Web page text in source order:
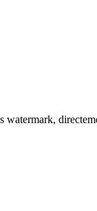
watermark,